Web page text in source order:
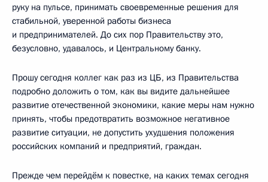
руку на пульсе, принимать своевременные решения для
стабильной, уверенной работы бизнеса
и предпринимателей. До сих пор Правительству это,
безусловно, удавалось, и Центральному банку.
Прошу сегодня коллег как раз из ЦБ, из Правительства
подробно доложить о том, как вы видите дальнейшее
развитие отечественной экономики, какие меры нам нужно
принять, чтобы предотвратить возможное негативное
развитие ситуации, не допустить ухудшения положения
российских компаний и предприятий, граждан.
Прежде чем перейдём к повестке, на каких темах сегодня